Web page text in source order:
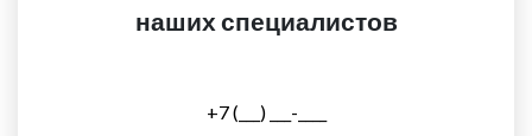
наших специалистов